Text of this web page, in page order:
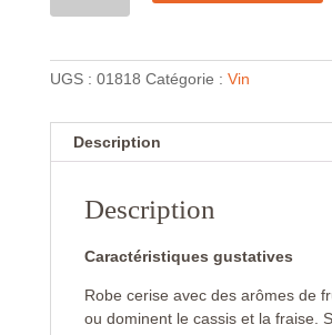
UGS : 01818 Catégorie : Vin
Description
Description
Caractéristiques gustatives
Robe cerise avec des arômes de
ou dominent le cassis et la fraise.